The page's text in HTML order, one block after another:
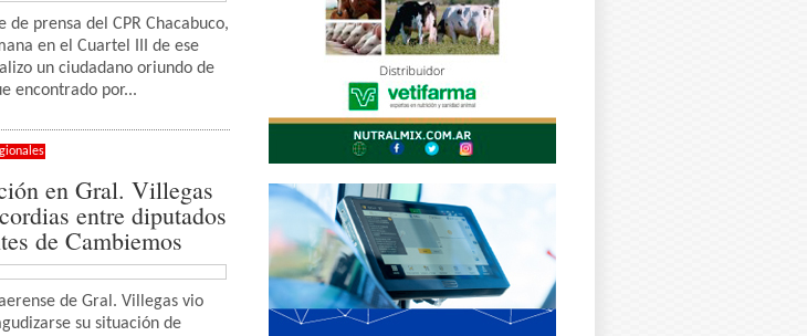
de prensa del CPR Chacabuco,
en el Cuartel III de ese
un ciudadano oriundo de
encontrado por...
en Gral. Villegas
entre diputados
de Cambiemos
de Gral. Villegas vio
su situación de